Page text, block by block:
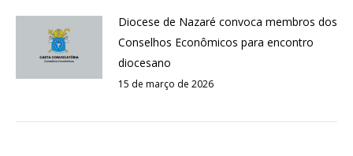
Diocese de Nazaré convoca membros dos
Conselhos Econômicos para encontro
diocesano
15 de março de 2026